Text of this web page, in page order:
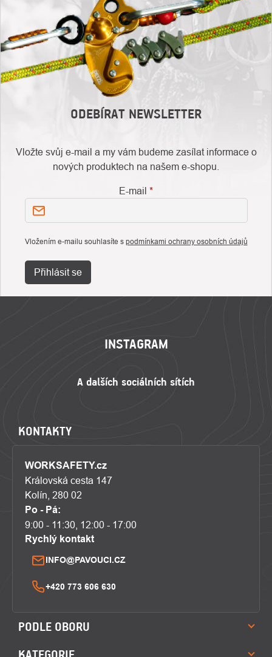
ODEBÍRAT NEWSLETTER
Vložte svůj e-mail a my vám budeme zasílat informace o
nových produktech na našem e-shopu.
E-mail
Vložením e-mailu souhlasíte s podmínkami ochrany osobních údajů
Přihlásit se
INSTAGRAM
KONTAKTY
WORKSAFETY.cz
Královská cesta 147
Kolín, 280 02
Po - Pá:
9:00 - 11:30, 12:00 - 17:00
Rychlý kontakt
INFO@PAVOUCI.CZ
+420 773 606 630
PODLE OBORU